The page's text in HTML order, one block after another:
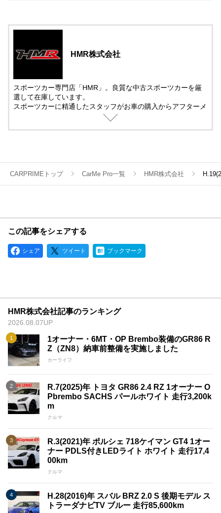
HMR株式会社
スポーツカー専門店「HMR」。良質な中古スポーツカーを厳
選して在庫しています。
スポーツカーに精通したスタッフがお車の購入からアフターメ
ンテナンス＆チューニングまでサポート。
CARPRIMEトップ CarMe Pro一覧 HMR株式会社
この記事をシェアする
シェア ツイート ブックマーク
HMR株式会社記事のランキング
2026.08.07UP
1オーナー・6MT・OP Brembo装備のGR86 R
Z（ZN8）納車前整備を実施しました
カーライフ
R.7(2025)年 トヨタ GR86 2.4 RZ 1オーナー O
Pbrembo SACHS パールホワイト 走行3,200k
m
クルマ
R.3(2021)年 ポルシェ 718ケイマン GT4 1オー
ナー PDLS付きLEDライト ホワイト 走行17,4
00km
クルマ
H.28(2016)年 スバル BRZ 2.0 S 後期モデル ス
トラーダナビTV ブルー 走行85,600km